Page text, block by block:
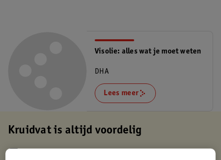
Visolie: alles wat je moet weten
DHA
Lees meer
Kruidvat is altijd voordelig